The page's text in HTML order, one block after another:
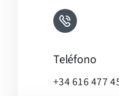
Teléfono
+34 616 477